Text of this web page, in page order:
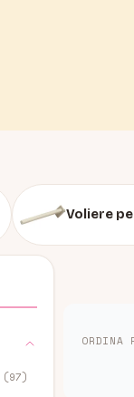
Voliere
(97)
ORDINA